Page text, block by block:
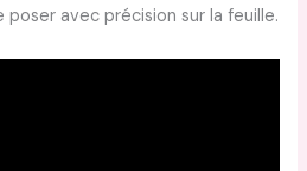
poser avec précision sur la feuille.